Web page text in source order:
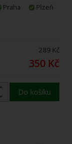
Praha
Plzeň
289 Kč
350 Kč
Do košíku